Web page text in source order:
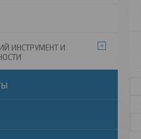
ИНСТРУМЕНТ И